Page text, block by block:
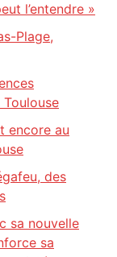
l’entendre »
Plage,
encore au
des
sa nouvelle
sa